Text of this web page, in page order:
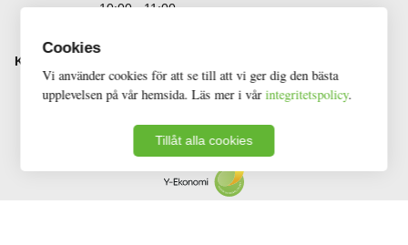
10:00 - 11:00
Kontakt
0611 - 202 00
E-Post
Cookies
Vi använder cookies för att se till att vi ger dig den bästa
upplevelsen på vår hemsida. Läs mer i vårintegritetspolicy.
Tillåt alla cookies